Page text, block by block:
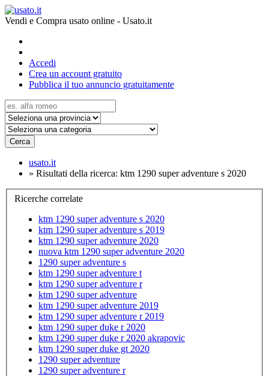
Vendi e Compra usato online - Usato.it
Accedi
Crea un account gratuito
Pubblica il tuo annuncio gratuitamente
Cerca
usato.it
» Risultati della ricerca: ktm 1290 super adventure s 2020
Ricerche correlate
ktm 1290 super adventure s 2020
ktm 1290 super adventure s 2019
ktm 1290 super adventure 2020
nuova ktm 1290 super adventure 2020
1290 super adventure s
ktm 1290 super adventure t
ktm 1290 super adventure r
ktm 1290 super adventure
ktm 1290 super adventure 2019
ktm 1290 super adventure r 2019
ktm 1290 super duke r 2020
ktm 1290 super duke r 2020 akrapovic
ktm 1290 super duke gt 2020
1290 super adventure
1290 super adventure r